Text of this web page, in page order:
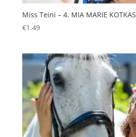
Miss Teini – 4. MIA MARIE KOTKAS
€1.49